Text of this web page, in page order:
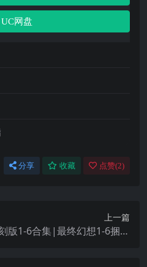
UC网盘
分享 收藏 点赞(2)
上一篇
版1-6合集|最终幻想1-6捆绑